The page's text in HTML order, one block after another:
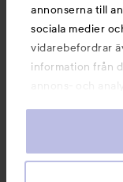
annonserna till
sociala medier
vidarebefordrar
information från
annons- och
information som
våra cookies vid